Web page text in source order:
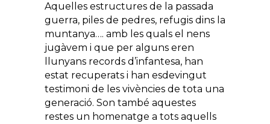
Aquelles estructures de la passada
guerra, piles de pedres, refugis dins la
muntanya…. amb les quals el nens
jugàvem i que per alguns eren
llunyans records d’infantesa, han
estat recuperats i han esdevingut
testimoni de les vivències de tota una
generació. Son també aquestes
restes un homenatge a tots aquells